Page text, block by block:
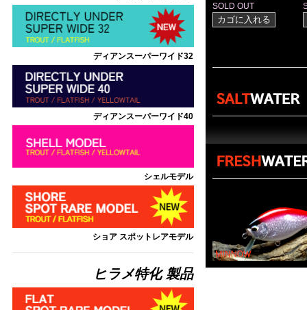
SOLD OUT
ディアンスーパーワイド32
ディアンスーパーワイド40
シェルモデル
ショア スポットレアモデル
ヒラメ特化 製品